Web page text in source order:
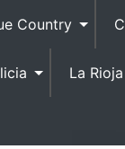
Country
La Rioja